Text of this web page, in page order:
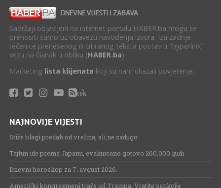
Sadržaji objavljeni na internet portalu HABER.ba mogu se
prenositi samo uz obavezu navođenja izvora. Iza zadnje
rečenice prenesenog ili citiranog teksta postaviti "hyperlink"
vezu na članak u obliku (HABER.ba).
Marketing lista klijenata koji su nam ukazali povjerenje.
ok
NAJNOVIJE VIJESTI
Stiže blagi predah od vrelina, ali ne zadugo
Tajfun ide prema Japanu, evakuisano gotovo 260.000 ljudi
Dnevni horoskop za 7. avgust 2026.
Američki kongresmeni traže od Trampa: Vratite sankcije